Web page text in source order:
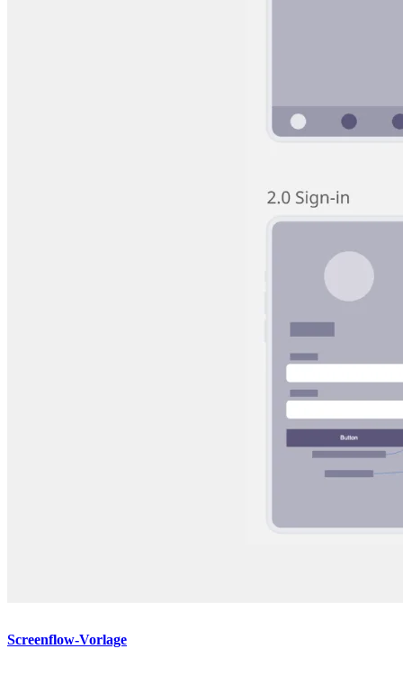
Screenflow-Vorlage